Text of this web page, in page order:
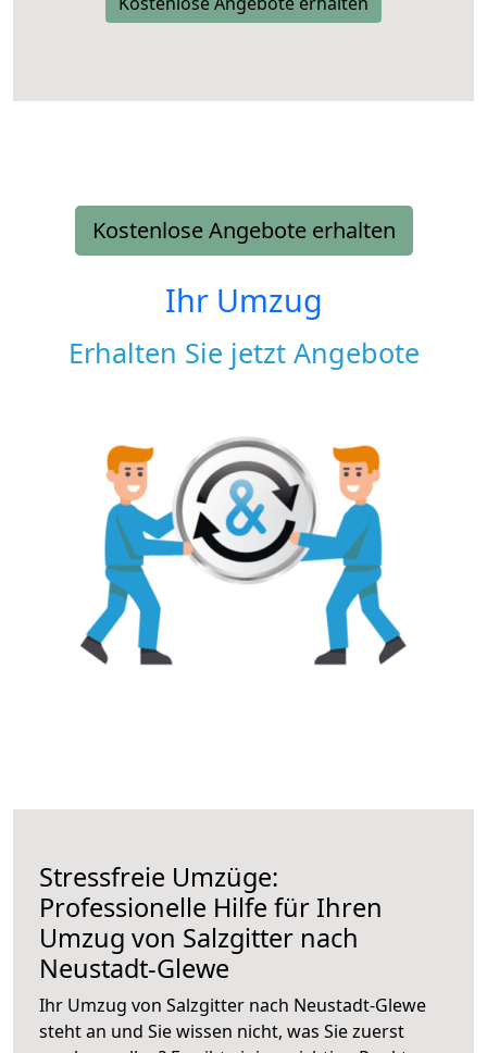
Kostenlose Angebote erhalten
Ihr Umzug
Erhalten Sie jetzt Angebote
Stressfreie Umzüge:
Professionelle Hilfe für Ihren
Umzug von Salzgitter nach
Neustadt-Glewe
Ihr Umzug von Salzgitter nach Neustadt-Glewe
steht an und Sie wissen nicht, was Sie zuerst